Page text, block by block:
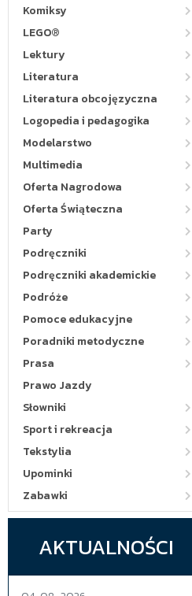
Komiksy
LEGO®
Lektury
Literatura
Literatura obcojęzyczna
Logopedia i pedagogika
Modelarstwo
Multimedia
Oferta Nagrodowa
Oferta Świąteczna
Party
Podręczniki
Podręczniki akademickie
Podróże
Pomoce edukacyjne
Poradniki metodyczne
Prasa
Prawo Jazdy
Słowniki
Sport i rekreacja
Tekstylia
Upominki
Zabawki
AKTUALNOŚCI